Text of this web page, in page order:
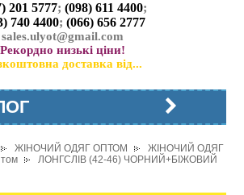
201 5777;(098) 611 4400;
740 4400;(066) 656 2777
sales.ulyot@gmail.com
Рекордно низькі ціни!
доставка від...
ЖІНОЧИЙ ОДЯГ ОПТОМ
ЖІНОЧИЙ ОДЯГ
ЛОНГСЛІВ (42-46) ЧОРНИЙ+БІЖОВИЙ